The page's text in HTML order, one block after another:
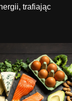
trafiając